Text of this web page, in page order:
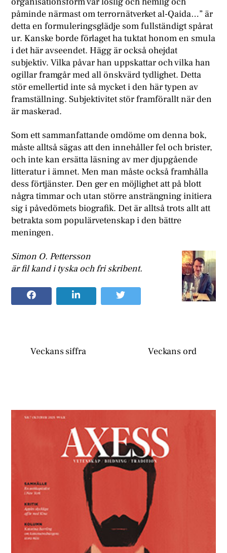
påminde närmast om terrornätverket al-Qaida…” är
detta en formuleringsglädje som fullständigt spårat
ur. Kanske borde förlaget ha tuktat honom en smula
i det här avseendet. Hägg är också ohejdat
subjektiv. Vilka påvar han uppskattar och vilka han
ogillar framgår med all önskvärd tydlighet. Detta
stör emellertid inte så mycket i den här typen av
framställning. Subjektivitet stör framförallt när den
är maskerad.
Som ett sammanfattande omdöme om denna bok,
måste alltså sägas att den innehåller fel och brister,
och inte kan ersätta läsning av mer djupgående
litteratur i ämnet. Men man måste också framhålla
dess förtjänster. Den ger en möjlighet att på blott
några timmar och utan större ansträngning initiera
sig i påvedömets biografik. Det är alltså trots allt att
betrakta som populärvetenskap i den bättre
meningen.
Simon O. Pettersson
är fil kand i tyska och fri skribent.
Veckans siffra Veckans ord